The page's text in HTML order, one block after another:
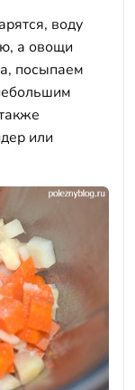
воду
а овощи
посыпаем
или